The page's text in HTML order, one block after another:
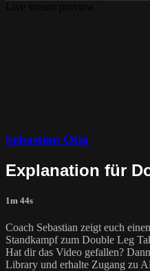
Sebastian Otto
Explanation für
1m 44s
Coach Sebastian zeigt euch
Standkampf zum Double Leg
Hat dir das Video gefallen?
Library und erhalte Zugang zu